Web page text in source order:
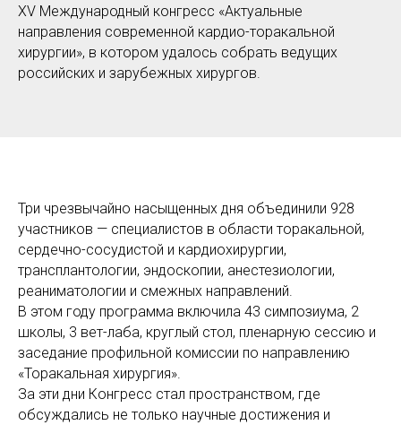
XV Международный конгресс «Актуальные
направления современной кардио-торакальной
хирургии», в котором удалось собрать ведущих
российских и зарубежных хирургов.
Три чрезвычайно насыщенных дня объединили 928
участников — специалистов в области торакальной,
сердечно-сосудистой и кардиохирургии,
трансплантологии, эндоскопии, анестезиологии,
реаниматологии и смежных направлений.
В этом году программа включила 43 симпозиума, 2
школы, 3 вет-лаба, круглый стол, пленарную сессию и
заседание профильной комиссии по направлению
«Торакальная хирургия».
За эти дни Конгресс стал пространством, где
обсуждались не только научные достижения и